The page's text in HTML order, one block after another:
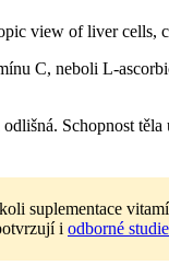
C, neboli L-
Schopnost
suplementace
i odborné